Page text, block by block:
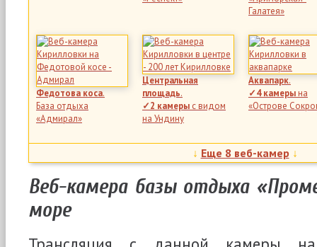
Галатея»
Федотова коса.
База отдыха
«Адмирал»
Центральная
площадь.
✓2 камеры с видом
на Ундину
Аквапарк.
✓4 камерына
«Острове
↓ Еще 8 веб-камер ↓
Остров Бирючий
на море, пляжи и
База отдыха
База отдыха
Веб-камера базы отдыха
море